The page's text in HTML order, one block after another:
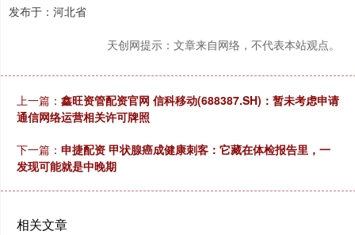
发布于：河北省
天创网提示：文章来自网络，不代表本站观点。
上一篇： 鑫旺资管配资官网 信科移动(688387.SH)：暂未考虑申请
通信网络运营相关许可牌照
下一篇： 申捷配资 甲状腺癌成健康刺客：它藏在体检报告里，一
发现可能就是中晚期
相关文章